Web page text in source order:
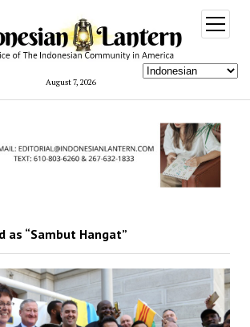
August 7, 2026
open
menu
as “Sambut Hangat”